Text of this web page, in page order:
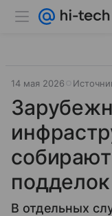
14 мая 2026
подделок
В отдельных